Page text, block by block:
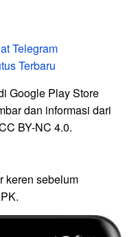
Telegram
Terbaru
Google Play Store
dan informasi dari
BY-NC 4.0.
keren sebelum